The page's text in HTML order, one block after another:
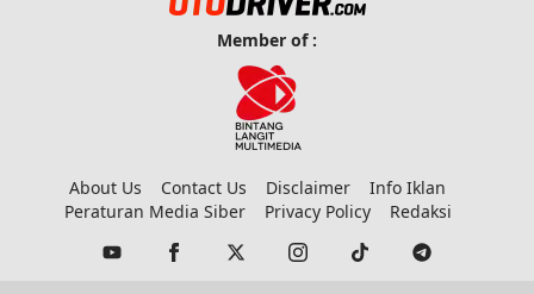
Member of :
About Us Contact Us Disclaimer
Info Iklan
Peraturan Media Siber
Privacy Policy Redaksi